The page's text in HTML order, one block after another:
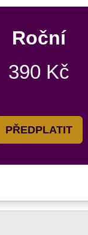
Roční
390 Kč
PŘEDPLATIT